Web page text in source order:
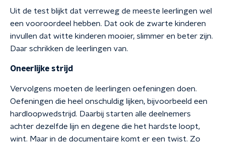
Uit de test blijkt dat verreweg de meeste leerlingen wel
een vooroordeel hebben. Dat ook de zwarte kinderen
invullen dat witte kinderen mooier, slimmer en beter zijn.
Daar schrikken de leerlingen van.
Oneerlijke strijd
Vervolgens moeten de leerlingen oefeningen doen.
Oefeningen die heel onschuldig lijken, bijvoorbeeld een
hardloopwedstrijd. Daarbij starten alle deelnemers
achter dezelfde lijn en degene die het hardste loopt,
wint. Maar in de documentaire komt er een twist. Zo